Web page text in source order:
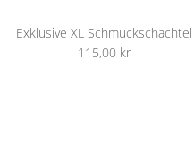
Exklusive XL Schmuckschachtel
115,00 kr